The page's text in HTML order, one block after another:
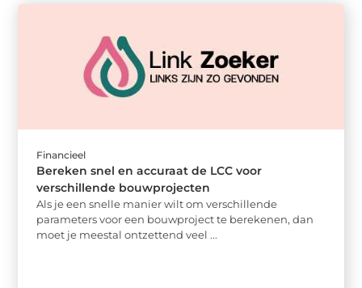
Financieel
Bereken snel en accuraat de LCC voor
verschillende bouwprojecten
Als je een snelle manier wilt om verschillende
parameters voor een bouwproject te berekenen, dan
moet je meestal ontzettend veel ...